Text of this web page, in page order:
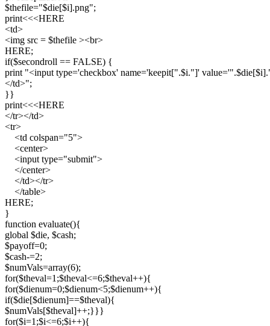
$thefile="$die[$i].png";
print<<<HERE
<td>
<img src = $thefile ><br>
HERE;
if($secondroll == FALSE) {
print "<input type='checkbox' name='keepit[".$i."]'
</td>";
}}
print<<<HERE
</tr></td>
<tr>
    <td colspan="5">
    <center>
    <input type="submit">
    </center>
    </td></tr>
    </table>
HERE;
}
function evaluate(){
global $die, $cash;
$payoff=0;
$cash-=2;
$numVals=array(6);
for($theval=1;$theval<=6;$theval++){
for($dienum=0;$dienum<5;$dienum++){
if($die[$dienum]==$theval){
$numVals[$theval]++;}}}
for($i=1;$i<=6;$i++){